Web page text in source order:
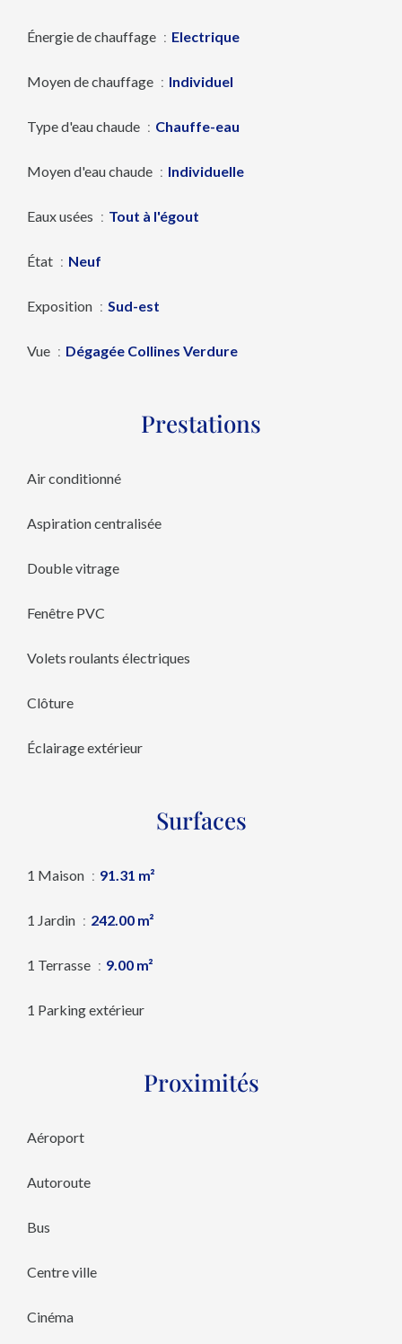
Énergie de chauffage Electrique
Moyen de chauffage Individuel
Type d'eau chaude Chauffe-eau
Moyen d'eau chaude Individuelle
Eaux usées Tout à l'égout
État Neuf
Exposition Sud-est
Vue Dégagée Collines Verdure
Prestations
Air conditionné
Aspiration centralisée
Double vitrage
Fenêtre PVC
Volets roulants électriques
Clôture
Éclairage extérieur
Surfaces
1 Maison 91.31 m²
1 Jardin 242.00 m²
1 Terrasse 9.00 m²
1 Parking extérieur
Proximités
Aéroport
Autoroute
Bus
Centre ville
Cinéma